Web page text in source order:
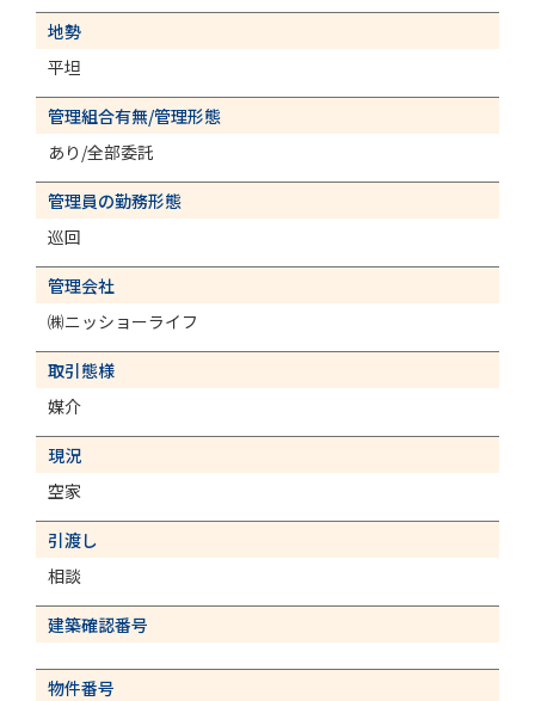
地勢
平坦
管理組合有無/管理形態
あり/全部委託
管理員の勤務形態
巡回
管理会社
㈱ニッショーライフ
取引態様
媒介
現況
空家
引渡し
相談
建築確認番号
物件番号